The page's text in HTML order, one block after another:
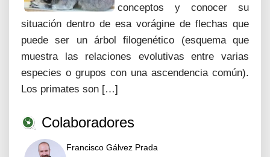
conceptos y conocer su
situación dentro de esa vorágine de flechas que
puede ser un árbol filogenético (esquema que
muestra las relaciones evolutivas entre varias
especies o grupos con una ascendencia común).
Los primates son […]
Colaboradores
Francisco Gálvez Prada